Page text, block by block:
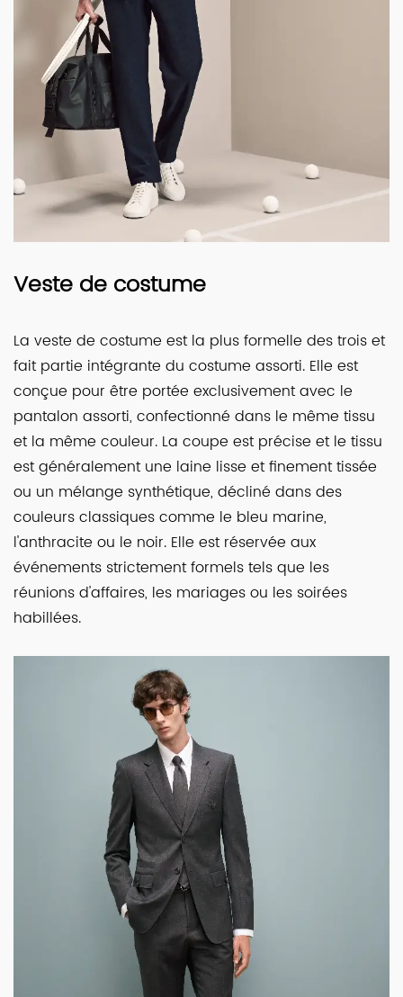
Veste de costume
La veste de costume est la plus formelle des trois et
fait partie intégrante du costume assorti. Elle est
conçue pour être portée exclusivement avec le
pantalon assorti, confectionné dans le même tissu
et la même couleur. La coupe est précise et le tissu
est généralement une laine lisse et finement tissée
ou un mélange synthétique, décliné dans des
couleurs classiques comme le bleu marine,
l'anthracite ou le noir. Elle est réservée aux
événements strictement formels tels que les
réunions d'affaires, les mariages ou les soirées
habillées.